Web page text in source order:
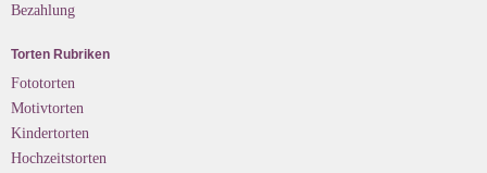
Bezahlung
Torten Rubriken
Fototorten
Motivtorten
Kindertorten
Hochzeitstorten